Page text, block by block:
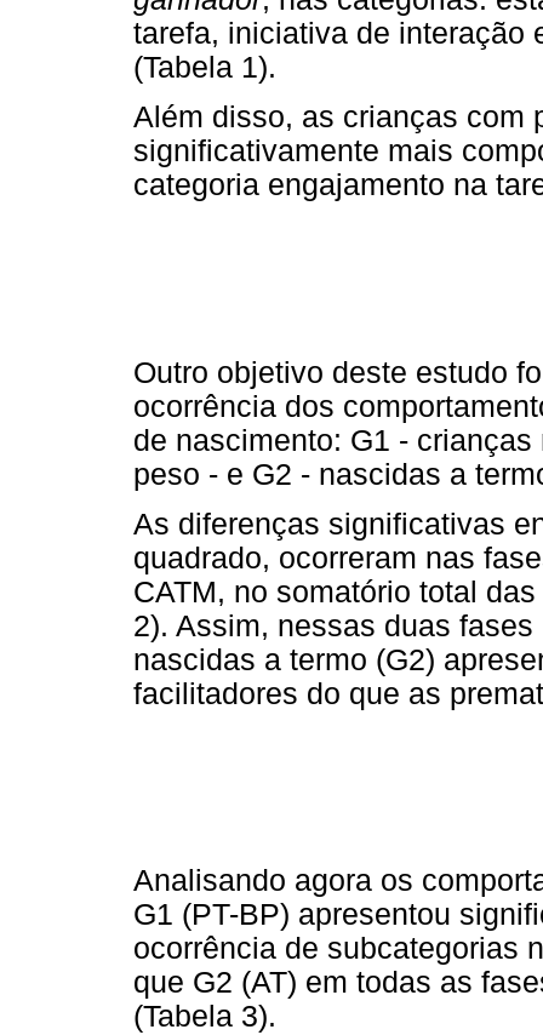
tarefa, iniciativa de interação
(Tabela 1).
Além disso, as crianças com
significativamente mais
categoria engajamento na
Outro objetivo deste estudo
ocorrência dos
de nascimento: G1 -
peso - e G2 - nascidas a
As diferenças significativas
quadrado, ocorreram nas
CATM, no somatório total
2). Assim, nessas duas
nascidas a termo (G2)
facilitadores do que as
Analisando agora os
G1 (PT-BP) apresentou
ocorrência de subcategorias
que G2 (AT) em todas as
(Tabela 3).